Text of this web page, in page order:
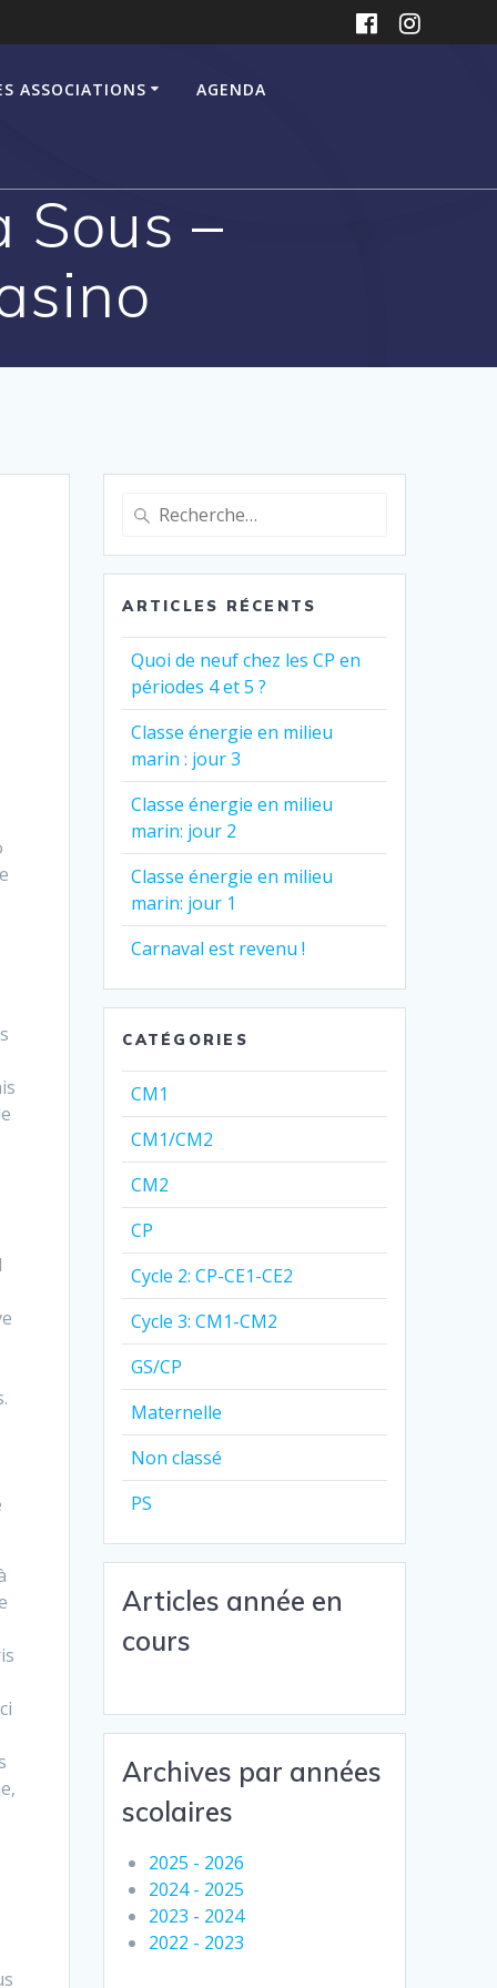
ASSOCIATIONS AGENDA
Sous –
Recherche
pour
:
ARTICLES RÉCENTS
Quoi de neuf chez les CP en
périodes 4 et 5 ?
Classe énergie en milieu
marin : jour 3
Classe énergie en milieu
marin: jour 2
Classe énergie en milieu
marin: jour 1
Carnaval est revenu !
CATÉGORIES
CM1
CM1/CM2
CM2
CP
Cycle 2: CP-CE1-CE2
Cycle 3: CM1-CM2
GS/CP
Maternelle
Non classé
PS
Articles année en
cours
Archives par années
scolaires
2025 - 2026
2024 - 2025
2023 - 2024
2022 - 2023